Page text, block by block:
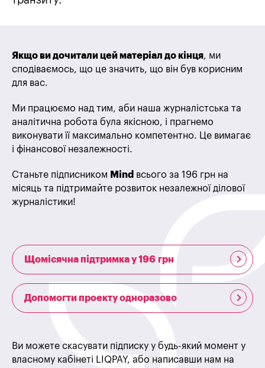
Якщо ви дочитали цей матеріал до кінця, ми
сподіваємось, що це значить, що він був корисним
для вас.
Ми працюємо над тим, аби наша журналістська та
аналітична робота була якісною, і прагнемо
виконувати її максимально компетентно. Це вимагає
і фінансової незалежності.
Станьте підписником Mind всього за 196 грн на
місяць та підтримайте розвиток незалежної ділової
журналістики!
Щомісячна підтримка у 196 грн
Допомогти проекту одноразово
Ви можете скасувати підписку у будь-який момент у
власному кабінеті LIQPAY, або написавши нам на